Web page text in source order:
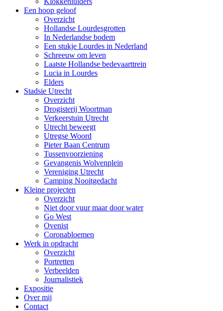
Een hoop geloof
Overzicht
Hollandse Lourdesgrotten
In Nederlandse bodem
Een stukje Lourdes in Nederland
Schreeuw om leven
Laatste Hollandse bedevaarttrein
Lucia in Lourdes
Elders
Stadsie Utrecht
Overzicht
Drogisterij Woortman
Verkeerstuin Utrecht
Utrecht beweegt
Utregse Woord
Pieter Baan Centrum
Tussenvoorziening
Gevangenis Wolvenplein
Vereniging Utrecht
Camping Nooitgedacht
Kleine projecten
Overzicht
Niet door vuur maar door water
Go West
Ovenist
Coronabloemen
Werk in opdracht
Overzicht
Portretten
Verbeelden
Journalistiek
Expositie
Over mij
Contact